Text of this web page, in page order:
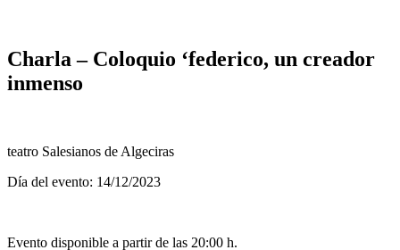
Charla – Coloquio ‘federico, un creador
inmenso
teatro Salesianos de Algeciras
Día del evento: 14/12/2023
Evento disponible a partir de las 20:00 h.